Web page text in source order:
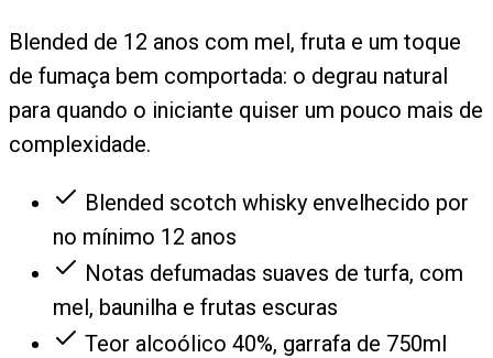
Blended de 12 anos com mel, fruta e um toque
de fumaça bem comportada: o degrau natural
para quando o iniciante quiser um pouco mais de
complexidade.
Blended scotch whisky envelhecido por
no mínimo 12 anos
Notas defumadas suaves de turfa, com
mel, baunilha e frutas escuras
Teor alcoólico 40%, garrafa de 750ml